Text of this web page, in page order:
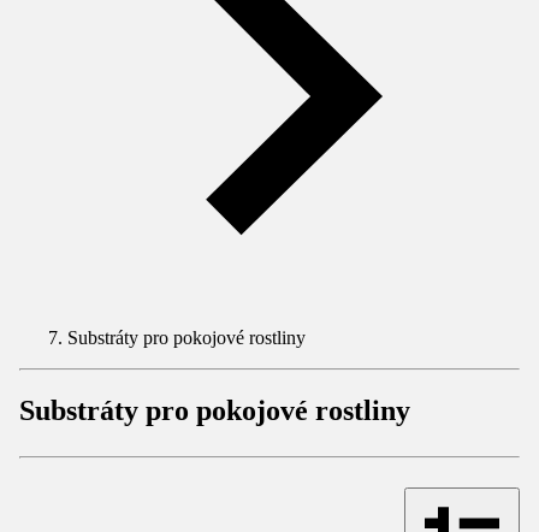
Substráty pro pokojové rostliny
Substráty pro pokojové rostliny